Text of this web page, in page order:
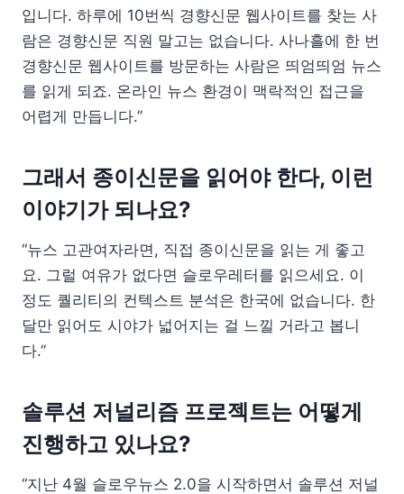
입니다. 하루에 10번씩 경향신문 웹사이트를 찾는 사
람은 경향신문 직원 말고는 없습니다. 사나흘에 한 번
경향신문 웹사이트를 방문하는 사람은 띄엄띄엄 뉴스
를 읽게 되죠. 온라인 뉴스 환경이 맥락적인 접근을
어렵게 만듭니다.”
그래서 종이신문을 읽어야 한다, 이런
이야기가 되나요?
“뉴스 고관여자라면, 직접 종이신문을 읽는 게 좋고
요. 그럴 여유가 없다면 슬로우레터를 읽으세요. 이
정도 퀄리티의 컨텍스트 분석은 한국에 없습니다. 한
달만 읽어도 시야가 넓어지는 걸 느낄 거라고 봅니
다.”
솔루션 저널리즘 프로젝트는 어떻게
진행하고 있나요?
“지난 4월 슬로우뉴스 2.0을 시작하면서 솔루션 저널